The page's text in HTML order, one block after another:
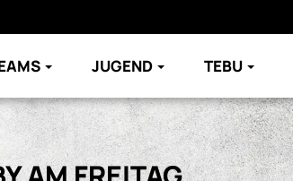
JUGEND TEBU